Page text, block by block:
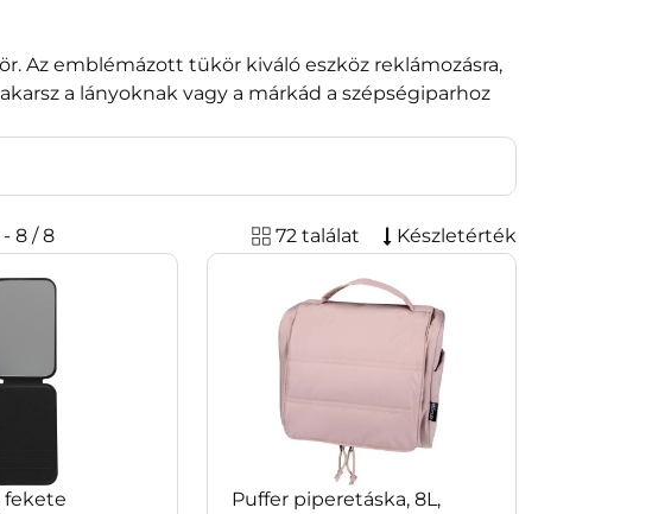
Az emblémázott tükör kiváló eszköz reklámozásra,
a lányoknak vagy a márkád a szépségiparhoz
72 találat Készletérték
- 8 / 8
fekete
Puffer piperetáska, 8L,